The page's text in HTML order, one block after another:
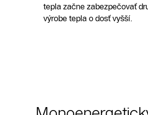
tepla začne zabezpečovať
výrobe tepla o dosť vyšší.